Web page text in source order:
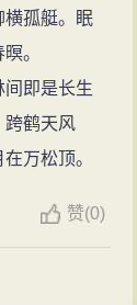
横孤艇。眠
。
即是长生
跨鹤天风
万松顶。
赞(0)